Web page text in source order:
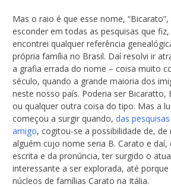
Mas o raio é que esse nome,
esconder em todas as pesquisas que
encontrei qualquer referência
própria família no Brasil. Daí resolvi ir
a grafia errada do nome – coisa muito
século, quando a grande maioria dos
neste nosso país. Poderia ser Bicaratto,
ou qualquer outra coisa do tipo. Mas a
começou a surgir quando, das
amigo, cogitou-se a possibilidade de,
alguém cujo nome seria B. Carato e daí,
escrita e da pronúncia, ter surgido o
interessante a ser explorada, até
núcleos de famílias Carato na Itália.